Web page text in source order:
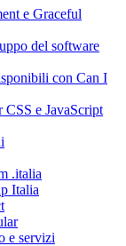
e Graceful
del software
con Can I
CSS e JavaScript
.italia
Italia
e servizi